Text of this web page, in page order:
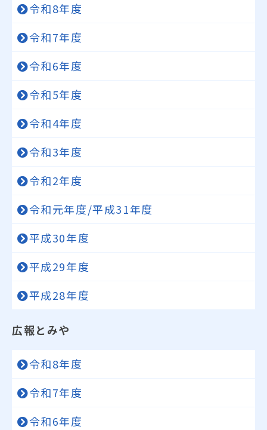
令和8年度
令和7年度
令和6年度
令和5年度
令和4年度
令和3年度
令和2年度
令和元年度/平成31年度
平成30年度
平成29年度
平成28年度
広報とみや
令和8年度
令和7年度
令和6年度